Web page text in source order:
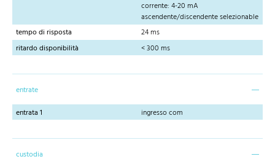
corrente: 4-20 mA
ascendente/discendente selezionable
tempo di risposta
24 ms
ritardo disponibilità
< 300 ms
entrate
entrata 1
ingresso com
custodia